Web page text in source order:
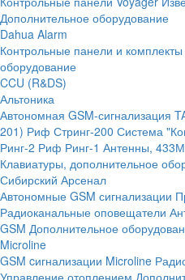
Дополнительное оборудование
Dahua Alarm
Контрольные панели и комплекты
оборудование
CCU (R&DS)
Альтоника
Автономная GSM-сигнализация
201) Риф Стринг-200 Система
Ринг-2 Риф Ринг-1 Антенны,
Клавиатуры, дополнительное
Сибирский Арсенал
Автономные GSM сигнализации
Радиоканальные оповещатели
GSM Дополнительное
Microline
GSM cигнализации Microline